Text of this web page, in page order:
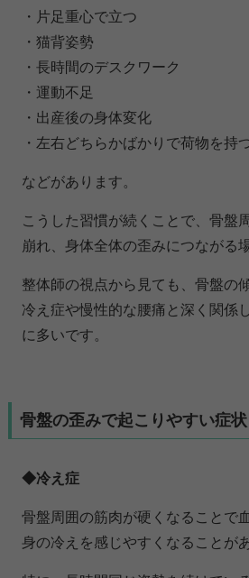
・片足重心で立つ
・猫背姿勢
・長時間のデスクワーク
・運動不足
・出産後の身体変化
・左右どちらかばかりで荷物を持
などがあります。
こうした習慣が続くことで、骨盤
崩れ、身体全体の歪みにつながる
整体師の視点から見ても、骨盤の
冷え症や慢性的な腰痛と深く関係
に多いです。
骨盤の歪みで起こりやすい症状
◆冷え症
骨盤周囲の筋肉が硬くなることで
身の冷えを感じやすくなることが